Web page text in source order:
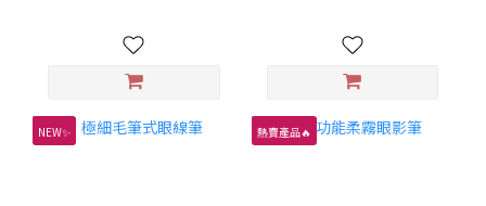
NEW✨ 熱賣產品🔥